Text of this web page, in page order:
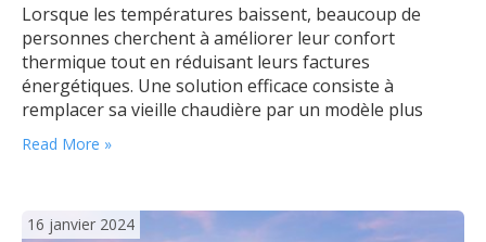
Lorsque les températures baissent, beaucoup de
personnes cherchent à améliorer leur confort
thermique tout en réduisant leurs factures
énergétiques. Une solution efficace consiste à
remplacer sa vieille chaudière par un modèle plus
récent et performant. L’importance du rendement
énergétique d’une nouvelle chaudière Le rendement
considérer lors de l’achat d’une nouvelle chaudière. Il
s’agit…
Read More »
16 janvier 2024